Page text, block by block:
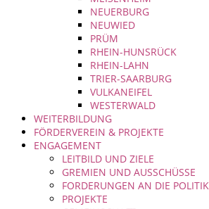
NEUERBURG
NEUWIED
PRÜM
RHEIN-HUNSRÜCK
RHEIN-LAHN
TRIER-SAARBURG
VULKANEIFEL
WESTERWALD
WEITERBILDUNG
FÖRDERVEREIN & PROJEKTE
ENGAGEMENT
LEITBILD UND ZIELE
GREMIEN UND AUSSCHÜSSE
FORDERUNGEN AN DIE POLITIK
PROJEKTE